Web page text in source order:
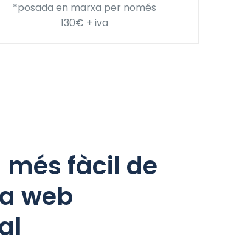
*posada en marxa per només
130€ + iva
fàcil de
web